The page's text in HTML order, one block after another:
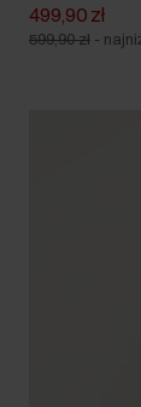
499,90 zł
599,90 zł -